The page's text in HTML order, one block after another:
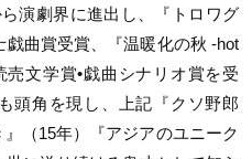
演劇界に進出し、『トロワグ
戯曲賞受賞、『温暖化の秋 -hot
文学賞•戯曲シナリオ賞を受
頭角を現し、上記『クソ野郎
（15年）『アジアのユニーク